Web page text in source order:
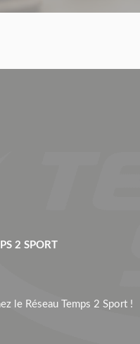
2 SPORT
le Réseau Temps 2 Sport !